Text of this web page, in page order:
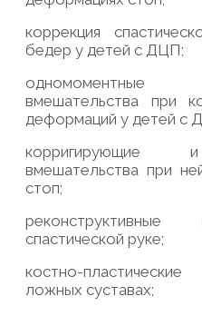
коррекция
бедер у детей с ДЦП;
одномоментные
вмешательства при
деформаций у детей с
корригирующие и
вмешательства при
стоп;
р
спастической руке;
костно-
ложных суставах;